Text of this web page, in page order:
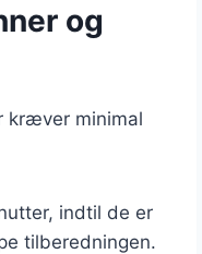
og
kræver minimal
indtil de er
tilberedningen.